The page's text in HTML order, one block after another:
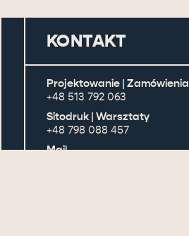
KONTAKT
Projektowanie | Zamówienia
+48 513 792 063
Sitodruk | Warsztaty
+48 798 088 457
Mail